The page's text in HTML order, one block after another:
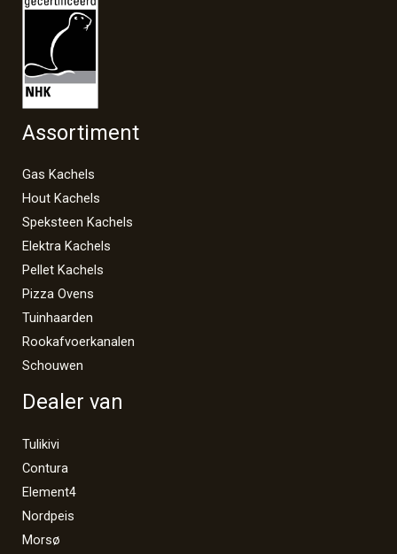
Assortiment
Gas Kachels
Hout Kachels
Speksteen Kachels
Elektra Kachels
Pellet Kachels
Pizza Ovens
Tuinhaarden
Rookafvoerkanalen
Schouwen
Dealer van
Tulikivi
Contura
Element4
Nordpeis
Morsø